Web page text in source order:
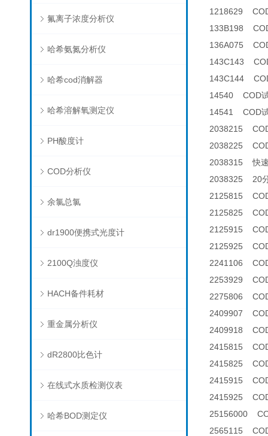
氟离子浓度分析仪
哈希氨氮分析仪
哈希cod消解器
哈希溶解氧测定仪
PH酸度计
COD分析仪
余氯总氯
dr1900便携式光度计
2100Q浊度仪
HACH备件耗材
重金属分析仪
dR2800比色计
在线式水质检测仪表
哈希BOD测定仪
1218629
133B198
136A075
143C143
143C144
14540 COD
14541 COD
2038215
2038225
2038315 快
2038325 20
2125815
2125825
2125915
2125925
2241106
2253929
2275806
2409907
2409918
2415815
2415825
2415915
2415925
25156000
2565115